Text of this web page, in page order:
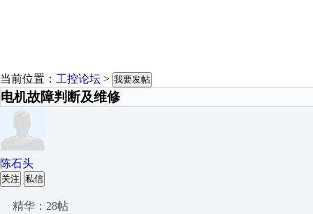
当前位置： 工控论坛 > 我要发帖
电机故障判断及维修
陈石头
关注 私信
精华：28帖